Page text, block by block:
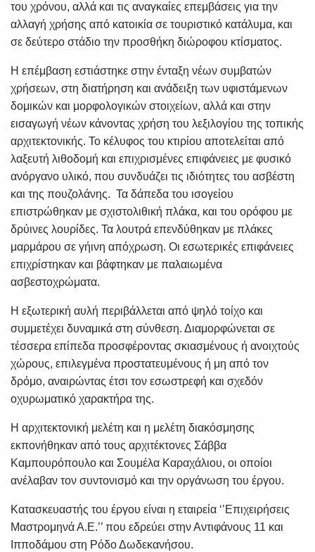
του χρόνου, αλλά και τις αναγκαίες επεμβάσεις για την
αλλαγή χρήσης από κατοικία σε τουριστικό κατάλυμα, και
σε δεύτερο στάδιο την προσθήκη διώροφου κτίσματος.
Η επέμβαση εστιάστηκε στην ένταξη νέων συμβατών
χρήσεων, στη διατήρηση και ανάδειξη των υφιστάμενων
δομικών και μορφολογικών στοιχείων, αλλά και στην
εισαγωγή νέων κάνοντας χρήση του λεξιλογίου της τοπικής
αρχιτεκτονικής. Το κέλυφος του κτιρίου αποτελείται από
λαξευτή λιθοδομή και επιχρισμένες επιφάνειες με φυσικό
ανόργανο υλικό, που συνδυάζει τις ιδιότητες του ασβέστη
και της πουζολάνης. Τα δάπεδα του ισογείου
επιστρώθηκαν με σχιστολιθική πλάκα, και του ορόφου με
δρύινες λουρίδες. Τα λουτρά επενδύθηκαν με πλάκες
μαρμάρου σε γήινη απόχρωση. Οι εσωτερικές επιφάνειες
επιχρίστηκαν και βάφτηκαν με παλαιωμένα
ασβεστοχρώματα.
Η εξωτερική αυλή περιβάλλεται από ψηλό τοίχο και
συμμετέχει δυναμικά στη σύνθεση. Διαμορφώνεται σε
τέσσερα επίπεδα προσφέροντας σκιασμένους ή ανοιχτούς
χώρους, επιλεγμένα προστατευμένους ή μη από τον
δρόμο, αναιρώντας έτσι τον εσωστρεφή και σχεδόν
οχυρωματικό χαρακτήρα της.
Η αρχιτεκτονική μελέτη και η μελέτη διακόσμησης
εκπονήθηκαν από τους αρχιτέκτονες Σάββα
Καμπουρόπουλο και Σουμέλα Καραχάλιου, οι οποίοι
ανέλαβαν τον συντονισμό και την οργάνωση του έργου.
Κατασκευαστής του έργου είναι η εταιρεία ‘’Επιχειρήσεις
Μαστρομηνά Α.Ε.’’ που εδρεύει στην Αντιφάνους 11 και
Ιπποδάμου στη Ρόδο Δωδεκανήσου.